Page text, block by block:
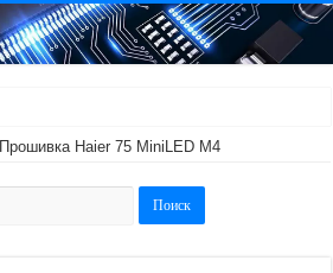
Прошивка Haier 75 MiniLED M4